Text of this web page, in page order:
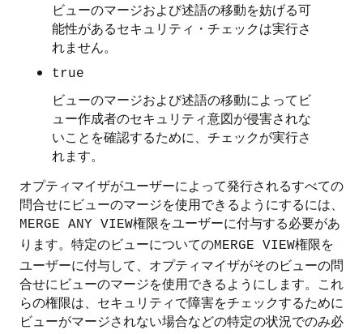
ビューのマージおよび述語の移動を妨げる可
能性があるセキュリティ・チェックは実行さ
れません。
true
ビューのマージおよび述語の移動によってビ
ュー作成者のセキュリティ意図が侵害されな
いことを確認するために、チェックが実行さ
れます。
オプティマイザがユーザーによって発行されるすべての
問合せにビューのマージを使用できるようにするには、
MERGE ANY VIEW権限をユーザーに付与する必要があ
ります。特定のビューについてのMERGE VIEW権限を
ユーザーに付与して、オプティマイザがそのビューの問
合せにビューのマージを使用できるようにします。これ
らの権限は、セキュリティで障害をチェックするために
ビューがマージされない場合などの特定の状況でのみ必